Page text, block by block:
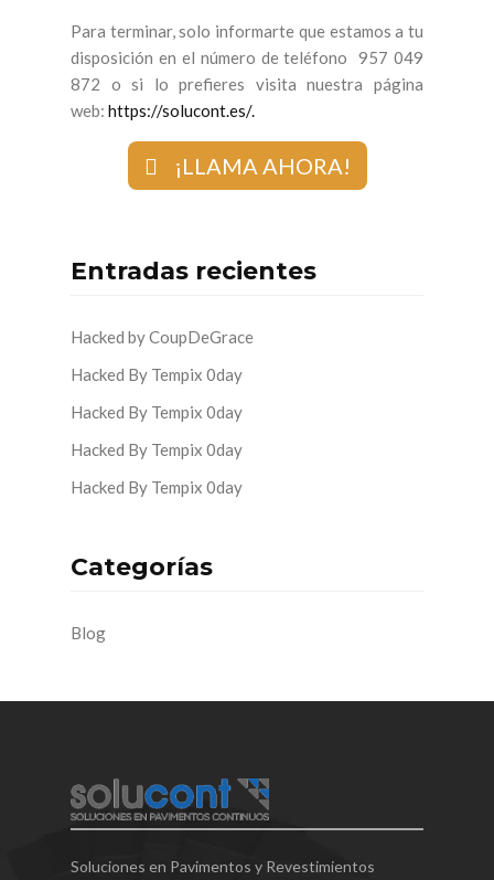
Para terminar, solo informarte que estamos a tu
disposición en el número de teléfono 957 049
872 o si lo prefieres visita nuestra página
web: https://solucont.es/.
¡LLAMA AHORA!
Entradas recientes
Hacked by CoupDeGrace
Hacked By Tempix 0day
Hacked By Tempix 0day
Hacked By Tempix 0day
Hacked By Tempix 0day
Categorías
Blog
Soluciones en Pavimentos y Revestimientos